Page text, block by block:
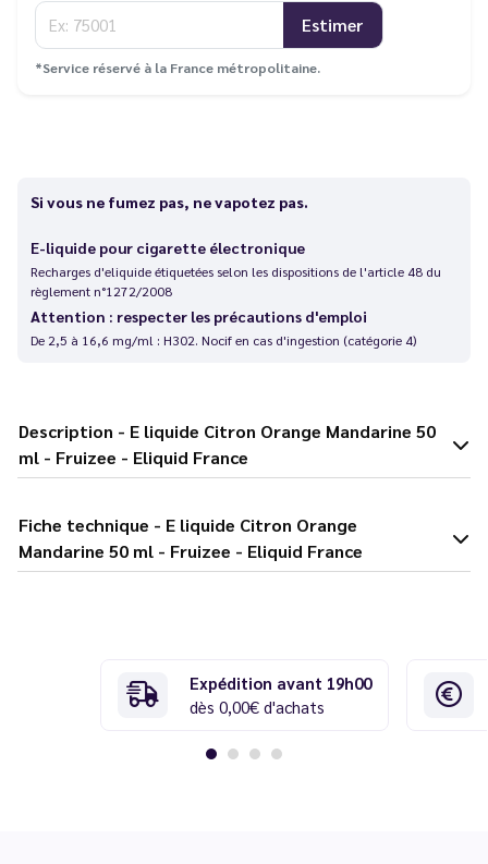
Estimer
*Service réservé à la France métropolitaine.
Si vous ne fumez pas, ne vapotez pas.
E-liquide pour cigarette électronique
Recharges d'eliquide étiquetées selon les dispositions de l'article 48 du
règlement n°1272/2008
Attention : respecter les précautions d'emploi
De 2,5 à 16,6 mg/ml : H302. Nocif en cas d'ingestion (catégorie 4)
Description - E liquide Citron Orange Mandarine 50
ml - Fruizee - Eliquid France
Fiche technique - E liquide Citron Orange
Mandarine 50 ml - Fruizee - Eliquid France
Expédition avant 19h00
dès 0,00€ d'achats